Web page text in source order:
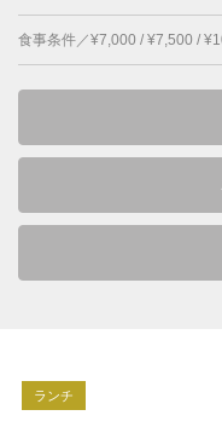
食事条件／¥7,000 / ¥7,500 /
ランチ